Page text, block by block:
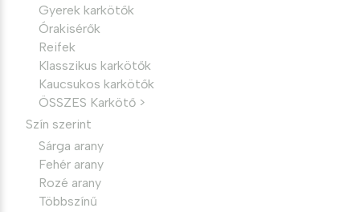
Gyerek karkötők
Órakisérők
Reifek
Klasszikus karkötők
Kaucsukos karkötők
ÖSSZES Karkötő >
Szín szerint
Sárga arany
Fehér arany
Rozé arany
Többszínű